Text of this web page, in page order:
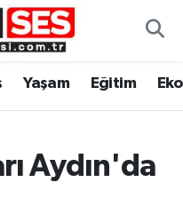
Yaşam Eğitim
Aydın'da